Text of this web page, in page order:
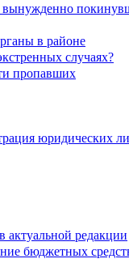
вынужденно
в районе
случаях?
пропавших
юридических
актуальной редакции
бюджетных